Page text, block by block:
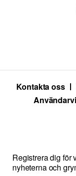
Kontakta oss
Registrera dig för
nyheterna och